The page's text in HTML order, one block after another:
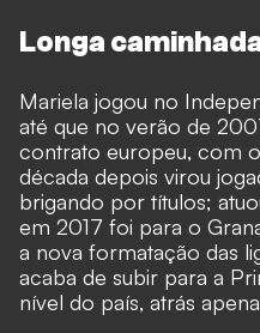
Longa
Mariela jogou no
até que no verão de
contrato europeu, com
década depois virou
brigando por títulos;
em 2017 foi para o
a nova formatação das
acaba de subir para a
nível do país, atrás